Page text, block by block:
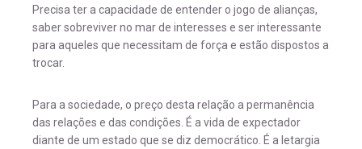
Precisa ter a capacidade de entender o jogo de alianças,
saber sobreviver no mar de interesses e ser interessante
para aqueles que necessitam de força e estão dispostos a
trocar.
Para a sociedade, o preço desta relação a permanência
das relações e das condições. É a vida de expectador
diante de um estado que se diz democrático. É a letargia